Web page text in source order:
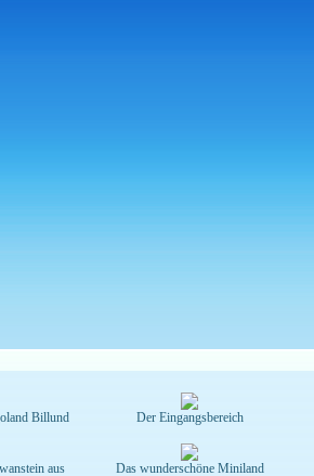
Billund Der Eingangsbereich
aus
Das wunderschöne Miniland